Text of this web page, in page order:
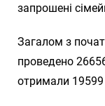
запрошені
Загалом з
проведено
отримали 19599